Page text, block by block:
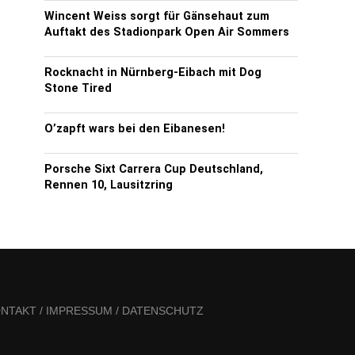
Wincent Weiss sorgt für Gänsehaut zum
Auftakt des Stadionpark Open Air Sommers
Rocknacht in Nürnberg-Eibach mit Dog
Stone Tired
O’zapft wars bei den Eibanesen!
Porsche Sixt Carrera Cup Deutschland,
Rennen 10, Lausitzring
/ IMPRESSUM / DATENSCHUTZ